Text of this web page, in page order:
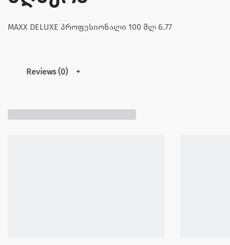
MAXX DELUXE პროფესიონალი 100 მლ 6.77
Reviews (0)